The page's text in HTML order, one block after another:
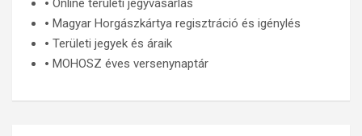
🞄 Online területi jegyvásárlás
🞄 Magyar Horgászkártya regisztráció és igénylés
🞄 Területi jegyek és áraik
🞄 MOHOSZ éves versenynaptár